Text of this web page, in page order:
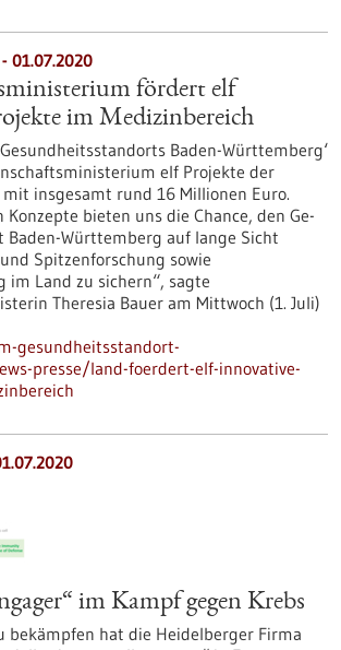
01.07.2020
fördert elf
im Medizinbereich
Baden-Württemberg‘
elf Projekte der
insgesamt rund 16 Millionen Euro.
Konzepte bieten uns die Chance, den Ge-
Württemberg auf lange Sicht
Spitzenforschung sowie
im Land zu sichern“, sagte
Theresia Bauer am Mittwoch (1. Juli)
gesundheitsstandort-
presse/land-foerdert-elf-innovative-
im Kampf gegen Krebs
bekämpfen hat die Heidelberger Firma